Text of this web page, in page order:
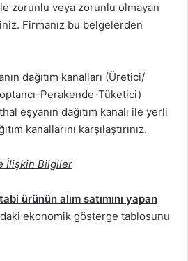
zorunlu veya zorunlu olmayan
Firmanız bu belgelerden
dağıtım kanalları (Üretici/
Perakende-Tüketici)
eşyanın dağıtım kanalı ile yerli
kanallarını karşılaştırınız.
İlişkin Bilgiler
ürünün alım satımını yapan
ekonomik gösterge tablosunu